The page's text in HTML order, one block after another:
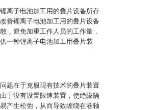
离子电池加工用的叠片设备所存
善锂离子电池加工用的叠片设备
，避免加重工作人员的工作量，
一种锂离子电池加工用叠片装
题在于克服现有技术的叠片装置
于没有设置限速装置，使绝缘隔
产生松弛，从而导致缠绕在卷轴